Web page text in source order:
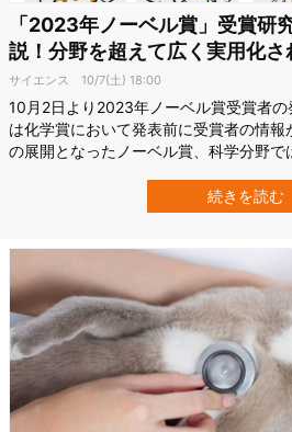
「2023年ノーベル賞」受賞研
説！分野を超えて広く実用化さ
サイエンス 10/7(土) 18:00
10月2日より2023年ノーベル賞受賞者
は化学賞において発表前に受賞者の情
の展開となったノーベル賞、科学分野で
賞、化学賞の受賞研究についてご紹介し
型コロナウイルスのmRNAワクチン開発
続きを読む